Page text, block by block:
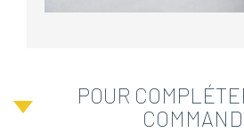
POUR